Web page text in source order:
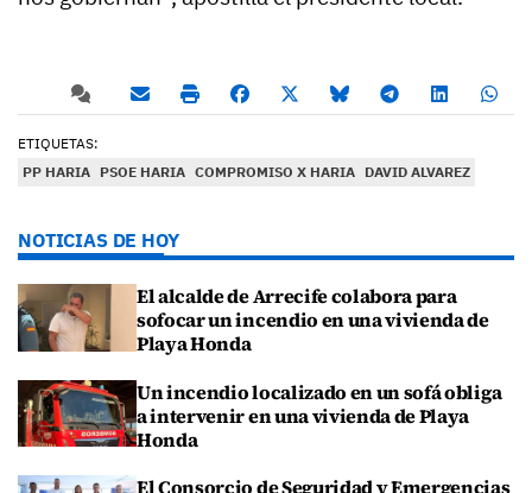
ETIQUETAS:
PP HARIA PSOE HARIA COMPROMISO X HARIA DAVID ALVAREZ
NOTICIAS DE HOY
El alcalde de Arrecife colabora para
sofocar un incendio en una vivienda de
Playa Honda
Un incendio localizado en un sofá obliga
a intervenir en una vivienda de Playa
Honda
El Consorcio de Seguridad y Emergencias